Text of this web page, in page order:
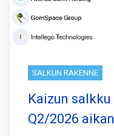
SALKUN RAKENNE
Kaizun
Q2/2026